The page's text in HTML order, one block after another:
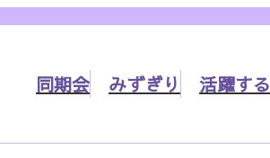
同期会 みずぎり 活躍する